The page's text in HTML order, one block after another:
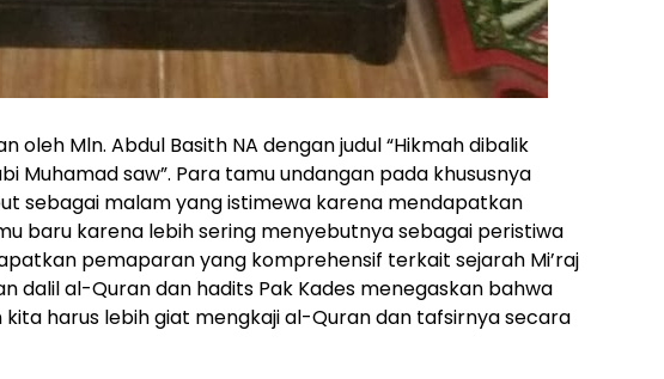
oleh Mln. Abdul Basith NA dengan judul “Hikmah dibalik
Muhamad saw”. Para tamu undangan pada khususnya
sebagai malam yang istimewa karena mendapatkan
baru karena lebih sering menyebutnya sebagai peristiwa
pemaparan yang komprehensif terkait sejarah Mi’raj
dalil al-Quran dan hadits Pak Kades menegaskan bahwa
kita harus lebih giat mengkaji al-Quran dan tafsirnya secara